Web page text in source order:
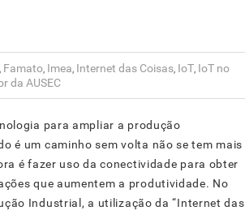
, Famato, Imea, Internet das Coisas, IoT, IoT no
da AUSEC
para ampliar a produção
é um caminho sem volta não se tem mais
é fazer uso da conectividade para obter
que aumentem a produtividade. No
Industrial, a utilização da “Internet das